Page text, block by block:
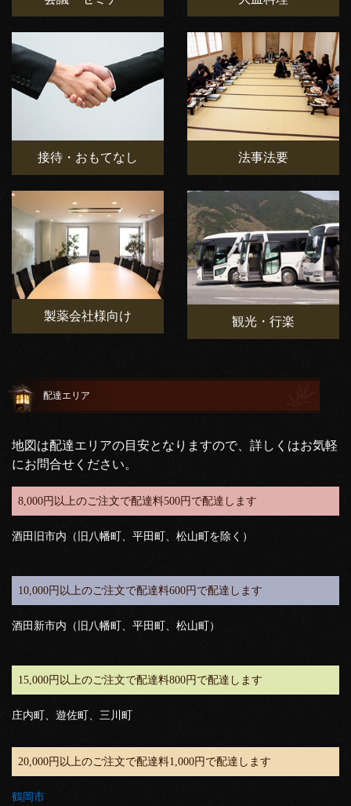
接待・おもてなし 法事法要
製薬会社様向け 観光・行楽
配達エリア
地図は配達エリアの目安となりますので、詳しくはお気軽
にお問合せください。
8,000円以上のご注文で配達料500円で配達します
酒田旧市内（旧八幡町、平田町、松山町を除く）
10,000円以上のご注文で配達料600円で配達します
酒田新市内（旧八幡町、平田町、松山町）
15,000円以上のご注文で配達料800円で配達します
庄内町、遊佐町、三川町
20,000円以上のご注文で配達料1,000円で配達します
鶴岡市